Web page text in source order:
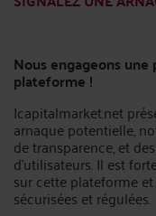
Nous engageons
plateforme !
Icapitalmarket.net
arnaque potentielle,
de transparence, et
d’utilisateurs. Il est
sur cette plateforme
sécurisées et régulées.